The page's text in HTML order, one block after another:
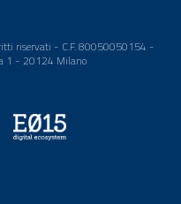
riservati - C.F. 80050050154 -
1 - 20124 Milano